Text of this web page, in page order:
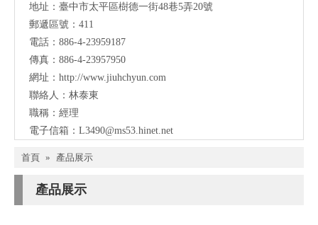
地址：臺中市太平區樹德一街48巷5弄20號
郵遞區號：411
電話：886-4-23959187
傳真：886-4-23957950
網址： http://www.jiuhchyun.com
聯絡人：林泰東
職稱：經理
電子信箱： L3490@ms53.hinet.net
首頁 » 產品展示
產品展示